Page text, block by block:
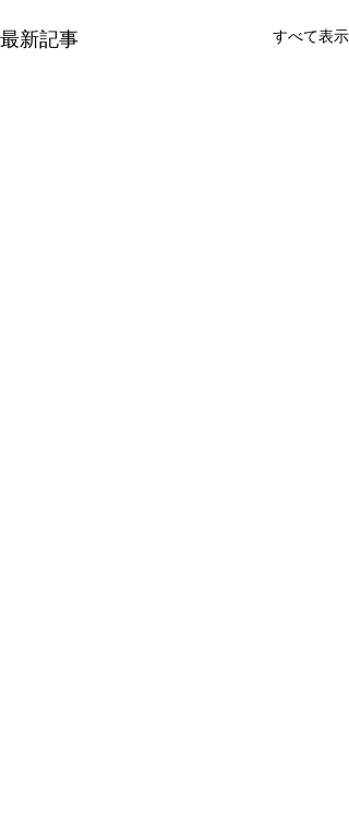
最新記事 すべて表示